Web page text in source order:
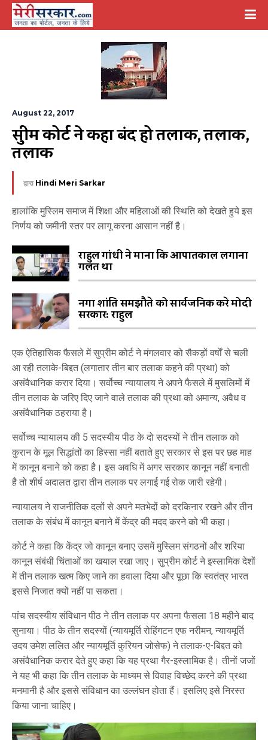
August 22, 2017
सुप्रीम कोर्ट ने कहा बंद हो तलाक, तलाक,
तलाक
द्वारा Hindi Meri Sarkar
हालांकि मुस्लिम समाज में शिक्षा और महिलाओं की स्थिति को देखते हुये इस
निर्णय को जमीनी स्तर पर लागू करना आसान नहीं है।
राहुल गांधी ने माना कि आपातकाल लगाना
गलत था
नगा शांति समझौते को सार्वजनिक करे मोदी
सरकार: राहुल
एक ऐतिहासिक फैसले में सुप्रीम कोर्ट ने मंगलवार को सैकड़ों वर्षों से चली
आ रही तलाके-बिद्दत (लगातार तीन बार तलाक कहने की प्रथा) को
असंवैधानिक करार दिया। सर्वोच्च न्यायालय ने अपने फैसले में मुसलिमों में
तीन तलाक के जरिए दिए जाने वाले तलाक की प्रथा को अमान्य, अवैध व
असंवैधानिक ठहराया है।
सर्वोच्च न्यायालय की 5 सदस्यीय पीठ के दो सदस्यों ने तीन तलाक को
कुरान के मूल सिद्धांतों का हिस्सा नहीं बताते हुए सरकार से इस पर छह माह
में कानून बनाने को कहा है। इस अवधि में अगर सरकार कानून नहीं बनाती
है तो शीर्ष अदालत द्वारा तीन तलाक पर लगाई गई रोक जारी रहेगी।
न्यायालय ने राजनीतिक दलों से अपने मतभेदों को दरकिनार रखने और तीन
तलाक के संबंध में कानून बनाने में केंद्र की मदद करने को भी कहा।
कोर्ट ने कहा कि केंद्र जो कानून बनाए उसमें मुस्लिम संगठनों और शरिया
कानून संबंधी चिंताओं का खयाल रखा जाए। सुप्रीम कोर्ट ने इस्लामिक देशों
में तीन तलाक खत्म किए जाने का हवाला दिया और पूछा कि स्वतंत्र भारत
इससे निजात क्यों नहीं पा सकता।
पांच सदस्यीय संविधान पीठ ने तीन तलाक पर अपना फैसला 18 महीने बाद
सुनाया। पीठ के तीन सदस्यों (न्यायमूर्ति रोहिंगटन एफ नरीमन, न्यायमूर्ति
उदय उमेश ललित और न्यायमूर्ति कुरियन जोसेफ) ने तलाक-ए-बिद्दत को
असंवैधानिक करार देते हुए कहा कि यह प्रथा गैर-इस्लामिक है। तीनों जजों
ने यह भी कहा कि तीन तलाक के माध्यम से विवाह विच्छेद करने की प्रथा
मनमानी है और इससे संविधान का उल्लंघन होता हैं। इसलिए इसे निरस्त
किया जाना चाहिए।